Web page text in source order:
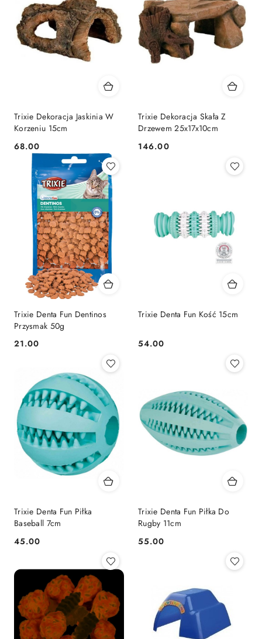
Trixie Dekoracja Jaskinia W
Korzeniu 15cm
Cena:
68.00
Trixie Dekoracja Skała Z
Drzewem 25x17x10cm
Cena:
146.00
Trixie Denta Fun Dentinos
Przysmak 50g
Cena:
21.00
Trixie Denta Fun Kość 15cm
Cena:
54.00
Trixie Denta Fun Piłka
Baseball 7cm
Cena:
45.00
Trixie Denta Fun Piłka Do
Rugby 11cm
Cena:
55.00